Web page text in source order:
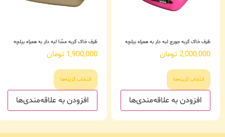
ظرف خاک گربه جورج لبه دار به همراه بیلچه
2,000,000 تومان
انتخاب گزینه‌ها
افزودن به علاقه‌مندی‌ها
ظرف خاک گربه مشا لبه دار به همراه بیلچه
1,900,000 تومان
انتخاب گزینه‌ها
افزودن به علاقه‌مندی‌ها